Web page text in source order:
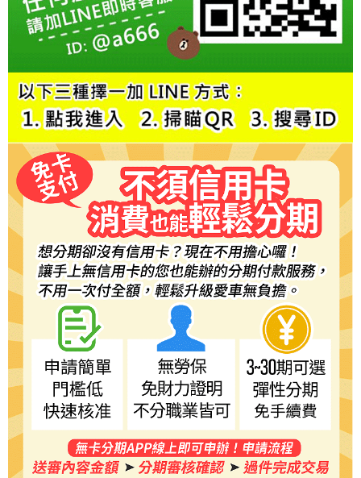
３．未成年的使用者請事先徵得法定代理人或監護人之同意方可使用
「AFTEE先享後付」，若未經同意申辦者引起之損失，本公司不負相關責
任。
４．使用「AFTEE先享後付」時，將依據個別帳號之用戶狀況，依本公司即
請求用戶進行身份認證。
５．嚴禁一人註冊多個帳號或使用他人資訊註冊。若發現惡意使用之情形，
恩沛科技股份有限公司將有權停止該用戶之使用額度並採取法律行動。